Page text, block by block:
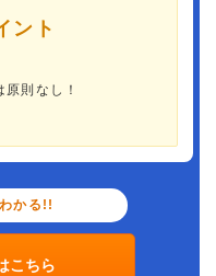
ント
則なし！
かる!!
こちら